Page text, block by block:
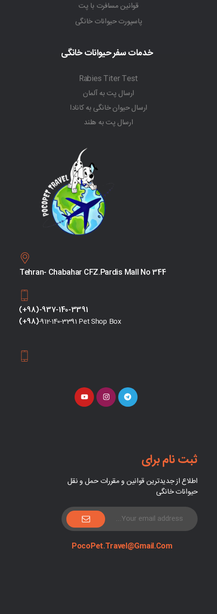
قوانین مسافرت با پت
پاسپورت حیوانات خانگی
خدمات سفر حیوانات خانگی
Rabies Titer Test
ارسال پت به آلمان
ارسال حیوان خانگی به کانادا
ارسال پت به هلند
Tehran- Chabahar CFZ.Pardis Mall No 344
(+98)-937-140-3391
(+98)-912-140-3391 Pet Shop Box
ثبت نام برای
اطلاع از جدیدترین قوانین و مقررات حمل و نقل
حیوانات خانگی
PocoPet.Travel@Gmail.com